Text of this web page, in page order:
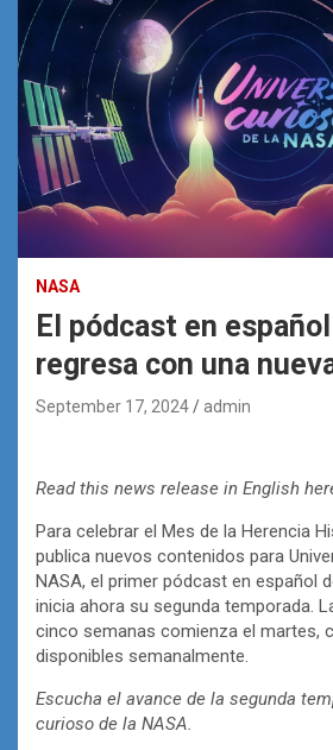
NASA
El pódcast en
regresa con una
September 17, 2024 admin
Read this news release in English
Para celebrar el Mes de la Herencia
publica nuevos contenidos para
NASA, el primer pódcast en español
inicia ahora su segunda temporada.
cinco semanas comienza el martes,
disponibles semanalmente.
Escucha el avance de la segunda
curioso de la NASA.